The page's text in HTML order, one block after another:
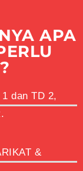
APA
dan TD 2,
&